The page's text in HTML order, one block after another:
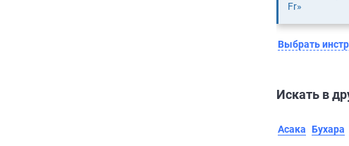
Fr»
Выбрать
Искать в
Асака Бухара